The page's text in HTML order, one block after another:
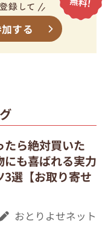
する
たら絶対買いた
にも喜ばれる実力
3選【お取り寄せ
おとりよせネット